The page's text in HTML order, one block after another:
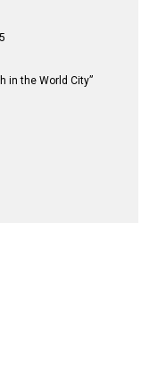
in the World City”